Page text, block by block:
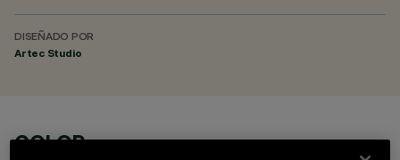
DISEÑADO POR
Artec Studio
COLOR